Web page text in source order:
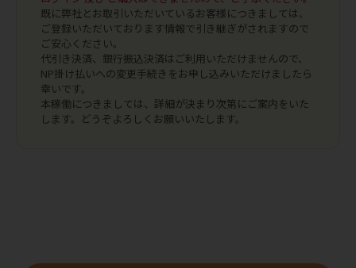
既に弊社とお取引いただいているお客様につきましては、
ご登録いただいております情報で引き継ぎがされますので
ご安心ください。
代引き決済、銀行振込決済はご利用いただけませんので、
NP掛け払いへの変更手続きをお申し込みいただけましたら
幸いです。
本稼働につきましては、詳細が決まり次第にご案内をいた
します。どうぞよろしくお願いいたします。